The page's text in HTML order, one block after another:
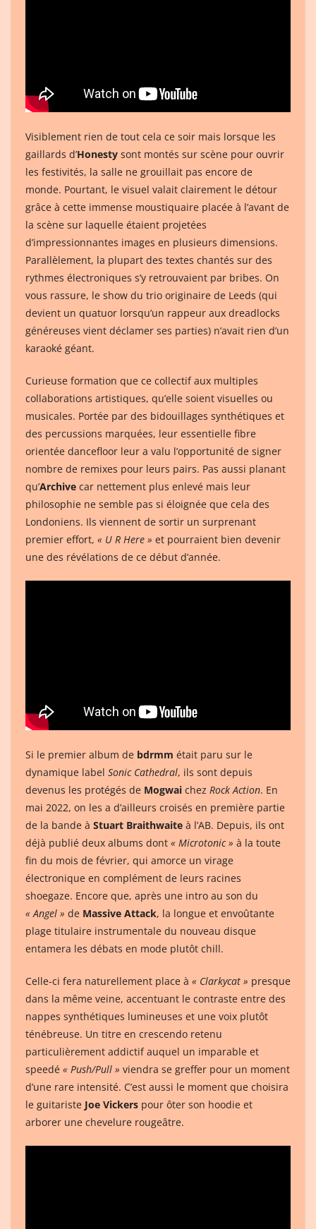
Visiblement rien de tout cela ce soir mais lorsque les
gaillards d’Honesty sont montés sur scène pour ouvrir
les festivités, la salle ne grouillait pas encore de
monde. Pourtant, le visuel valait clairement le détour
grâce à cette immense moustiquaire placée à l’avant de
la scène sur laquelle étaient projetées
d’impressionnantes images en plusieurs dimensions.
Parallèlement, la plupart des textes chantés sur des
rythmes électroniques s’y retrouvaient par bribes. On
vous rassure, le show du trio originaire de Leeds (qui
devient un quatuor lorsqu’un rappeur aux dreadlocks
généreuses vient déclamer ses parties) n’avait rien d’un
karaoké géant.
Curieuse formation que ce collectif aux multiples
collaborations artistiques, qu’elle soient visuelles ou
musicales. Portée par des bidouillages synthétiques et
des percussions marquées, leur essentielle fibre
orientée dancefloor leur a valu l’opportunité de signer
nombre de remixes pour leurs pairs. Pas aussi planant
qu’Archive car nettement plus enlevé mais leur
philosophie ne semble pas si éloignée que cela des
Londoniens. Ils viennent de sortir un surprenant
premier effort, « U R Here » et pourraient bien devenir
une des révélations de ce début d’année.
Si le premier album de bdrmm était paru sur le
dynamique label Sonic Cathedral, ils sont depuis
devenus les protégés de Mogwai chez Rock Action. En
mai 2022, on les a d’ailleurs croisés en première partie
de la bande à Stuart Braithwaite à l’AB. Depuis, ils ont
déjà publié deux albums dont « Microtonic » à la toute
fin du mois de février, qui amorce un virage
électronique en complément de leurs racines
shoegaze. Encore que, après une intro au son du
« Angel » de Massive Attack, la longue et envoûtante
plage titulaire instrumentale du nouveau disque
entamera les débats en mode plutôt chill.
Celle-ci fera naturellement place à « Clarkycat » presque
dans la même veine, accentuant le contraste entre des
nappes synthétiques lumineuses et une voix plutôt
ténébreuse. Un titre en crescendo retenu
particulièrement addictif auquel un imparable et
speedé « Push/Pull » viendra se greffer pour un moment
d’une rare intensité. C’est aussi le moment que choisira
le guitariste Joe Vickers pour ôter son hoodie et
arborer une chevelure rougeâtre.